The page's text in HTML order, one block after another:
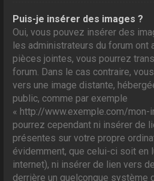
Puis-je insérer des images ?
Oui, vous pouvez insérer des
les administrateurs du forum ont
pièces jointes, vous pourrez
forum. Dans le cas contraire,
vers une image distante,
public, comme par exemple
« http://www.exemple.com/mon-
pourrez cependant ni insérer de
présentes sur votre propre
évidemment, que celui-ci soit en
internet), ni insérer de lien vers
derrière un quelconque système